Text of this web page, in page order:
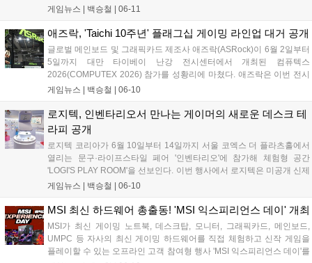
인업은 인텔의 최신 프로세서와 향상된 내장 그래픽을 통해 일상적인 업
레이 환경까지 폭넓게 지원하는 것이 특징이다....
게임뉴스 | 백승철 06-11
애즈락, 'Taichi 10주년' 플래그십 게이밍 라인업 대거 공개
글로벌 메인보드 및 그래픽카드 제조사 애즈락(ASRock)이 6월 2일부터
5일까지 대만 타이베이 난강 전시센터에서 개최된 컴퓨텍스
2026(COMPUTEX 2026) 참가를 성황리에 마쳤다. 애즈락은 이번 전시
회에서 자사의 플래그십 브랜드인 'Taichi(타이치)'의 10주년 기념 전시
게이밍 모니터, 수랭 쿨러, 파워서플라이 등 신제품 라인업을 대거 선보
였다....
게임뉴스 | 백승철 06-10
로지텍, 인벤타리오서 만나는 게이머의 새로운 데스크 테
라피 공개
로지텍 코리아가 6월 10일부터 14일까지 서울 코엑스 더 플라츠홀에서
열리는 문구·라이프스타일 페어 '인벤타리오'에 참가해 체험형 공간
'LOGI'S PLAY ROOM'을 선보인다. 이번 행사에서 로지텍은 미공개 신제
품인 폴더블 마우스 'MOBI FOLD'와 프리젠터 'SPOTLIGHT 2'를 현장에
로덕트사와의 협업을 통해 제작된 파워퍼프걸 한정판 굿즈 및 다채로운
참여형 이벤트를 마련해 데스크 환경 변화를 모색하는 사용자들에게 차
별화된 경험을 제공할 계획이다....
게임뉴스 | 백승철 06-10
MSI 최신 하드웨어 총출동! 'MSI 익스피리언스 데이' 개최
MSI가 최신 게이밍 노트북, 데스크탑, 모니터, 그래픽카드, 메인보드,
UMPC 등 자사의 최신 게이밍 하드웨어를 직접 체험하고 신작 게임을
플레이할 수 있는 오프라인 고객 참여형 행사 'MSI 익스피리언스 데이'를